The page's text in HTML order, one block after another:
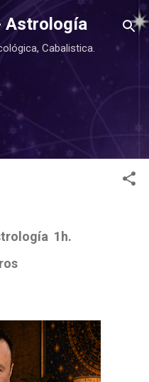
principal
Astrología
Cabalistica.
1h.